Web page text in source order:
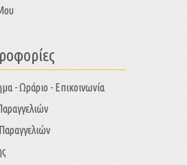
- Ωράριο - Επικοινωνία